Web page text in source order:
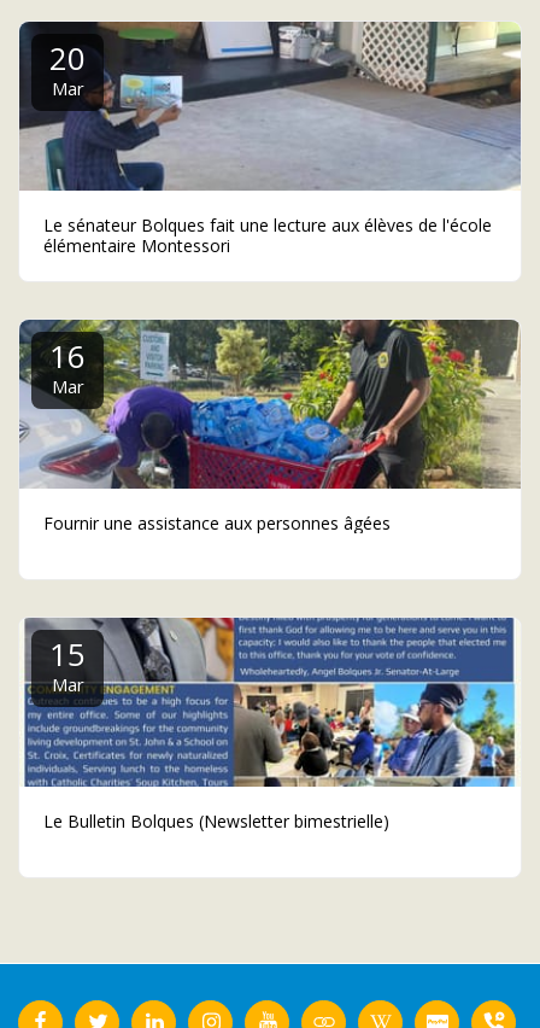
20
Mar
Le sénateur Bolques fait une lecture aux élèves de l'école
élémentaire Montessori
16
Mar
Fournir une assistance aux personnes âgées
15
Mar
Le Bulletin Bolques (Newsletter bimestrielle)